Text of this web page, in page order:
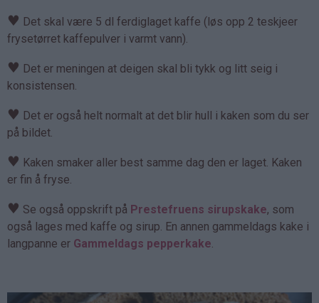
♥ Det skal være 5 dl ferdiglaget kaffe (løs opp 2 teskjeer
frysetørret kaffepulver i varmt vann).
♥ Det er meningen at deigen skal bli tykk og litt seig i
konsistensen.
♥ Det er også helt normalt at det blir hull i kaken som du ser
på bildet.
♥ Kaken smaker aller best samme dag den er laget. Kaken
er fin å fryse.
♥ Se også oppskrift på Prestefruens sirupskake, som
også lages med kaffe og sirup. En annen gammeldags kake i
langpanne er Gammeldags pepperkake.